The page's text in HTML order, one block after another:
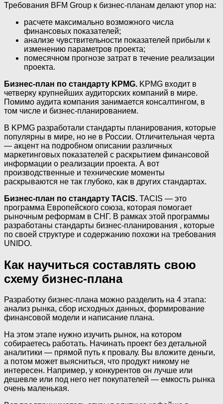
Требования BFM Group к бизнес-планам делают упор на:
расчете максимально возможного числа
финансовых показателей;
анализе чувствительности показателей прибыли к
изменению параметров проекта;
помесячном прогнозе затрат в течение реализации
проекта.
Бизнес-план по стандарту KPMG. KPMG входит в
четверку крупнейших аудиторских компаний в мире.
Помимо аудита компания занимается консалтингом, в
том числе и бизнес-планированием.
В KPMG разработали стандарты планирования, которые
популярны в мире, но не в России. Отличительная черта
— акцент на подробном описании различных
маркетинговых показателей с раскрытием финансовой
информации о реализации проекта. А вот
производственные и технические моменты
раскрываются не так глубоко, как в других стандартах.
Бизнес-план по стандарту TACIS. TACIS — это
программа Европейского союза, которая помогает
рыночным реформам в СНГ. В рамках этой программы
разработаны стандарты бизнес-планирования , которые
по своей структуре и содержанию похожи на требования
UNIDO.
Как научиться составлять свою
схему бизнес-плана
Разработку бизнес-плана можно разделить на 4 этапа:
анализ рынка, сбор исходных данных, формирование
финансовой модели и написание плана.
На этом этапе нужно изучить рынок, на котором
собираетесь работать. Начинать проект без детальной
аналитики — прямой путь к провалу. Вы вложите деньги,
а потом может выясниться, что продукт никому не
интересен. Например, у конкурентов он лучше или
дешевле или под него нет покупателей — емкость рынка
очень маленькая.